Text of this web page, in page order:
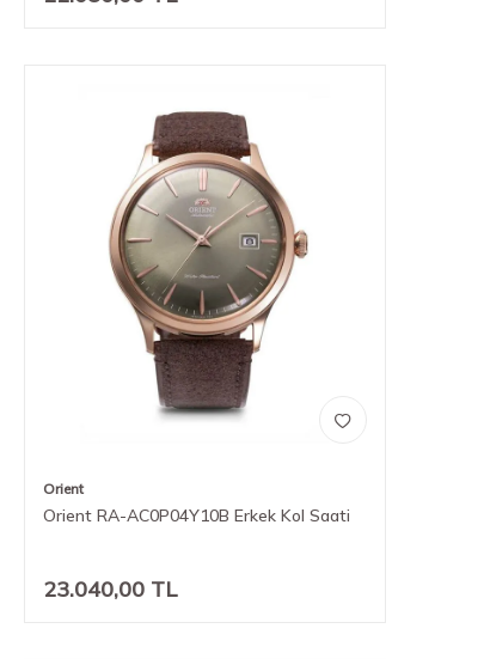
Orient
Orient RA-AC0P04Y10B Erkek Kol Saati
23.040,00TL